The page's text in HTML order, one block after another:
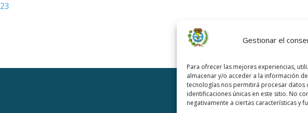
Gestionar el
Para ofrecer las mejores experiencias,
almacenar y/o acceder a la información
tecnologías nos permitirá procesar
identificaciones únicas en este sitio. No
negativamente a ciertas características y